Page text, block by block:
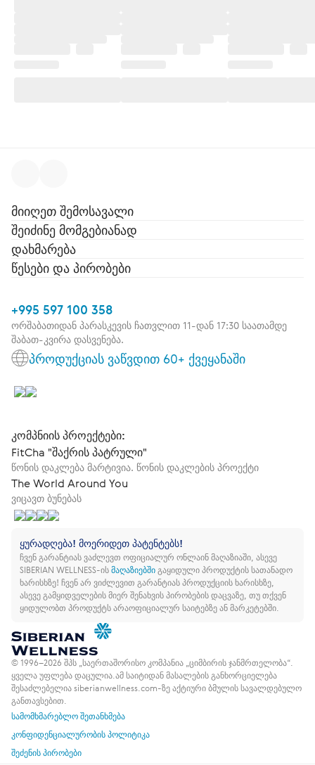
მიიღეთ შემოსავალი
შეიძინე მომგებიანად
დახმარება
წესები და პირობები
+995 597 100 358
ორშაბათიდან პარასკევის ჩათვლით 11-დან 17:30 საათამდე
შაბათ-კვირა დასვენება.
პროდუქციას ვაწვდით 60+ ქვეყანაში
კომპნიის პროექტები:
FitCha "შაქრის პატრული"
წონის დაკლება მარტივია. წონის დაკლების პროექტი
The World Around You
ვიცავთ ბუნებას
ყურადღება! მოერიდეთ პატენტებს!
ჩვენ გარანტიას ვაძლევთ ოფიციალურ ონლაინ მაღაზიაში, ასევე
SIBERIAN WELLNESS-ისმაღაზიებშიგაყიდული პროდუქტის სათანადო
ხარისხზე! ჩვენ არ ვიძლევით გარანტიას პროდუქციის ხარისხზე,
ასევე გამყიდველების მიერ შენახვის პირობების დაცვაზე, თუ თქვენ
ყიდულობთ პროდუქტს არაოფიციალურ საიტებზე ან მარკეტებში.
© 1996–2026 შპს „საერთაშორისო კომპანია „ციმბირის ჯანმრთელობა“.
ყველა უფლება დაცულია. ამ საიტიდან მასალების განხორციელება
შესაძლებელია siberianwellness.com-ზე აქტიური ბმულის სავალდებულო
განთავსებით.
სამომხმარებლო შეთანხმება
კონფიდენციალურობის პოლიტიკა
შეძენის პირობები